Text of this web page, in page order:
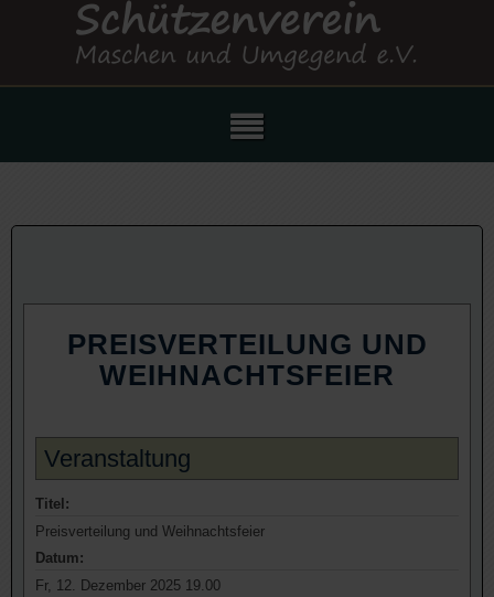
PREISVERTEILUNG UND
WEIHNACHTSFEIER
Veranstaltung
Titel:
Preisverteilung und Weihnachtsfeier
Datum:
Fr, 12. Dezember 2025 19.00